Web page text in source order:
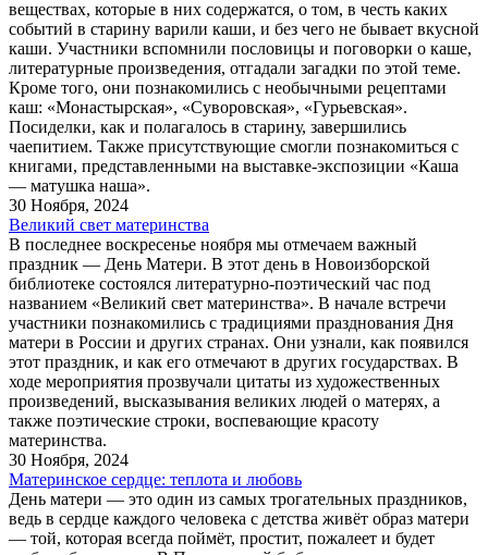
веществах, которые в них содержатся, о том, в честь каких
событий в старину варили каши, и без чего не бывает вкусной
каши. Участники вспомнили пословицы и поговорки о каше,
литературные произведения, отгадали загадки по этой теме.
Кроме того, они познакомились с необычными рецептами
каш: «Монастырская», «Суворовская», «Гурьевская».
Посиделки, как и полагалось в старину, завершились
чаепитием. Также присутствующие смогли познакомиться с
книгами, представленными на выставке-экспозиции «Каша
— матушка наша».
30 Ноября, 2024
Великий свет материнства
В последнее воскресенье ноября мы отмечаем важный
праздник — День Матери. В этот день в Новоизборской
библиотеке состоялся литературно-поэтический час под
названием «Великий свет материнства». В начале встречи
участники познакомились с традициями празднования Дня
матери в России и других странах. Они узнали, как появился
этот праздник, и как его отмечают в других государствах. В
ходе мероприятия прозвучали цитаты из художественных
произведений, высказывания великих людей о матерях, а
также поэтические строки, воспевающие красоту
материнства.
30 Ноября, 2024
Материнское сердце: теплота и любовь
День матери — это один из самых трогательных праздников,
ведь в сердце каждого человека с детства живёт образ матери
— той, которая всегда поймёт, простит, пожалеет и будет